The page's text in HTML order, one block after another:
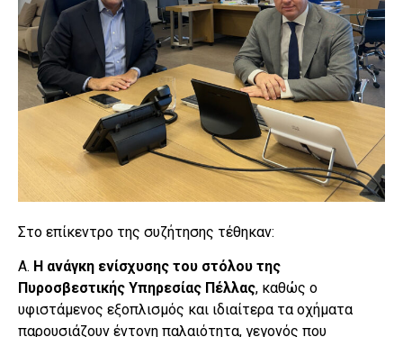
Στο επίκεντρο της συζήτησης τέθηκαν:
Α. Η ανάγκη ενίσχυσης του στόλου της
Πυροσβεστικής Υπηρεσίας Πέλλας, καθώς ο
υφιστάμενος εξοπλισμός και ιδιαίτερα τα οχήματα
παρουσιάζουν έντονη παλαιότητα, γεγονός που